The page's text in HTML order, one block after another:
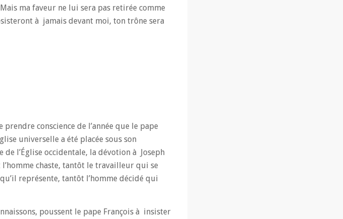
ma faveur ne lui sera pas retirée comme
à jamais devant moi, ton trône sera
prendre conscience de l’année que le pape
universelle a été placée sous son
l’Église occidentale, la dévotion à Joseph
chaste, tantôt le travailleur qui se
représente, tantôt l’homme décidé qui
poussent le pape François à insister